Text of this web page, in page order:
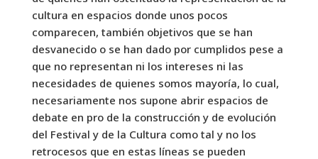
cultura en espacios donde unos pocos
comparecen, también objetivos que se han
desvanecido o se han dado por cumplidos pese a
que no representan ni los intereses ni las
necesidades de quienes somos mayoría, lo cual,
necesariamente nos supone abrir espacios de
debate en pro de la construcción y de evolución
del Festival y de la Cultura como tal y no los
retrocesos que en estas líneas se pueden